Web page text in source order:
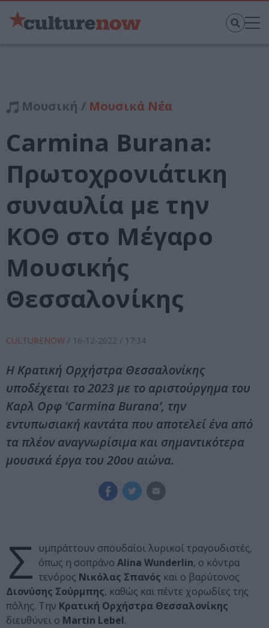
Μουσική / Μουσικά Νέα
Carmina Burana:
Πρωτοχρονιάτικη
συναυλία με την
ΚΟΘ στο Μέγαρο
Μουσικής
Θεσσαλονίκης
CULTURENOW / 16-12-2022 / 17:34
Η Κρατική Ορχήστρα Θεσσαλονίκης
υποδέχεται το 2023 με το αριστούργημα του
Καρλ Ορφ ‘Carmina Burana’, την
εντυπωσιακή καντάτα που αποτελεί ένα από
τα πλέον αναγνωρίσιμα και σημαντικότερα
μουσικά έργα του 20ου αιώνα.
Σ υμπράττουν σπουδαίοι λυρικοί τραγουδιστές,
όπως η σοπράνο Alina Wunderlin, ο κόντρα
τενόρος Νικόλας Σπανός και ο βαρύτονος
Διονύσης Σούρμπης, καθώς και πέντε χορωδίες της
πόλης. Την Κρατική Ορχήστρα Θεσσαλονίκης
διευθύνει ο Martin Lebel.